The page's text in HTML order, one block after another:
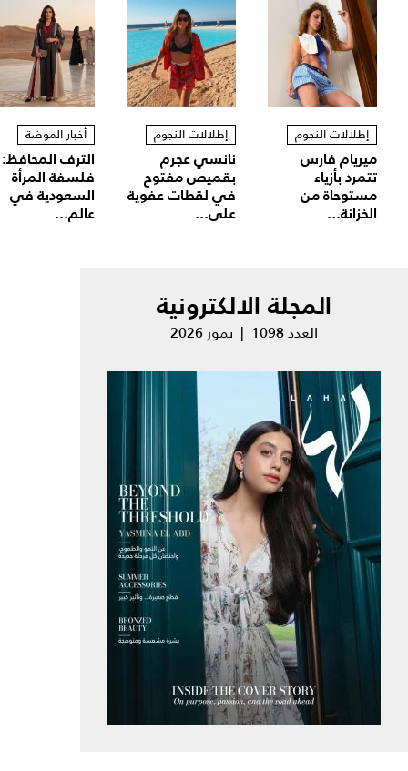
إطلالات النجوم
ميريام فارس
تتمرد بأزياء
مستوحاة من
الخزانة...
إطلالات النجوم
نانسي عجرم
بقميص مفتوح
في لقطات عفوية
على...
أخبار الموضة
الترف المحافظ:
فلسفة المرأة
السعودية في
عالم...
المجلة الالكترونية
العدد 1098 | تموز 2026